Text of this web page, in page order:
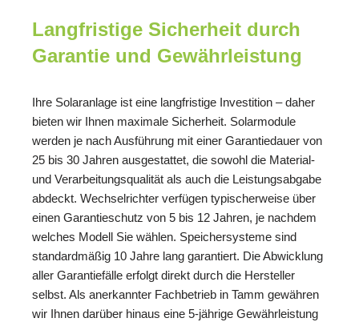
Langfristige Sicherheit durch
Garantie und Gewährleistung
Ihre Solaranlage ist eine langfristige Investition – daher
bieten wir Ihnen maximale Sicherheit. Solarmodule
werden je nach Ausführung mit einer Garantiedauer von
25 bis 30 Jahren ausgestattet, die sowohl die Material-
und Verarbeitungsqualität als auch die Leistungsabgabe
abdeckt. Wechselrichter verfügen typischerweise über
einen Garantieschutz von 5 bis 12 Jahren, je nachdem
welches Modell Sie wählen. Speichersysteme sind
standardmäßig 10 Jahre lang garantiert. Die Abwicklung
aller Garantiefälle erfolgt direkt durch die Hersteller
selbst. Als anerkannter Fachbetrieb in Tamm gewähren
wir Ihnen darüber hinaus eine 5-jährige Gewährleistung